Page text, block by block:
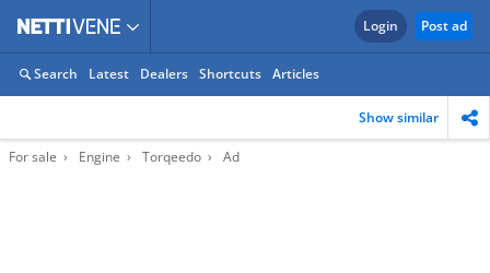
Login Post ad
Search Latest Dealers Shortcuts Articles
Show similar
For sale Engine Torqeedo Ad